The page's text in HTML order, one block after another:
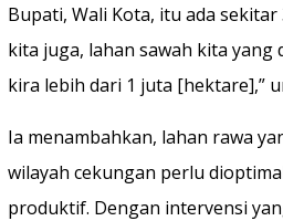
Bupati, Wali Kota, itu ada
kita juga, lahan sawah kita yang
kira lebih dari 1 juta [hektare],”
Ia menambahkan, lahan rawa
wilayah cekungan perlu
produktif. Dengan intervensi